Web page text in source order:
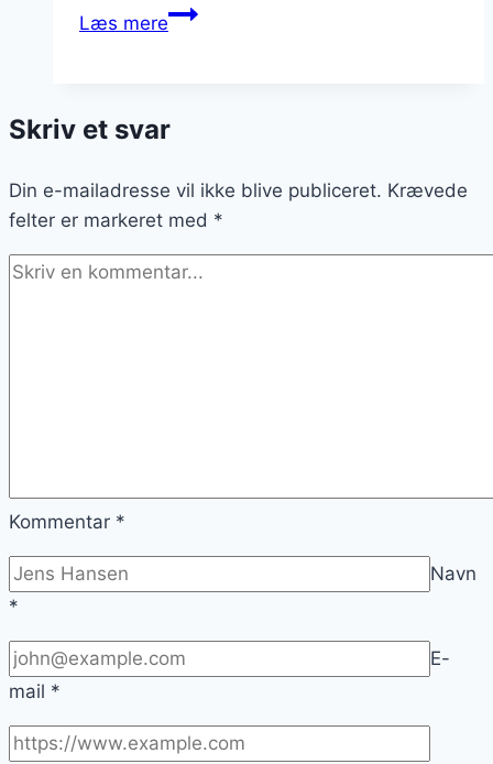
Læs mereKyllingelår
æble
hvidvin
Skriv et svar
Din e-mailadresse vil ikke blive publiceret. Krævede
felter er markeret med *
Kommentar *
Navn
*
E-
mail *